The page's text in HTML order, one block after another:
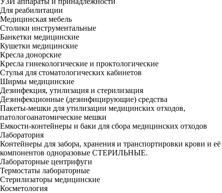
Для реабилитации
Медицинская мебель
Столики инструментальные
Банкетки медицинские
Кушетки медицинские
Кресла донорские
Кресла гинекологические и проктологические
Стулья для стоматологических кабинетов
Ширмы медицинские
Дезинфекция, утилизация и стерилизация
Дезинфекционные (дезинфицирующие) средства
Пакеты-мешки для утилизации медицинских отходов,
патологоанатомические мешки
Емкости-контейнеры и баки для сбора медицинских отходов
Лаборатория
Контейнеры для забора, хранения и транспортировки крови и её
компонентов одноразовые СТЕРИЛЬНЫЕ.
Лабораторные центрифуги
Термостаты лабораторные
Стерилизаторы медицинские
Косметология